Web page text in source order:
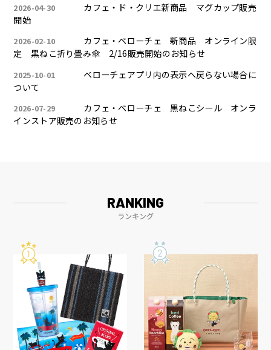
2026-04-30
カフェ・ド・クリエ新商品 マグカップ販売
開始
2026-02-10
カフェ・ベローチェ 新商品 オンライン限
定 黒ねこ折り畳み傘 2/16販売開始のお知らせ
2025-10-01
ベローチェアプリ内の表示へ戻らない場合に
ついて
2026-07-29
カフェ・ベローチェ 黒ねこシール オンラ
インストア販売のお知らせ
RANKING
ランキング